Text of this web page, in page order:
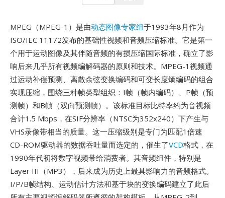
MPEG（MPEG-1）是由动态图像专家组于1993年8月作为
ISO/IEC 11172发布的基础性视频和音频压缩标准。它是第一
个用于运动图像及其伴随音频的有损压缩国际标准，确立了影
响后来几乎所有视频编解码器的原则和技术。MPEG-1视频通
过运动补偿预测、离散余弦变换编码和可变长度熵编码的组合
实现压缩，围绕三种帧类型组织：I帧（帧内编码）、P帧（预
测帧）和B帧（双向预测帧）。该标准目标比特率约为音视频
合计1.5 Mbps，在SIF分辨率（NTSC为352x240）下产生与
VHS录像带相当的质量。这一压缩级别是专门为匹配1倍速
CD-ROM驱动器的数据吞吐量而选定的，催生了VCD格式，在
1990年代初将数字视频带给消费者。其音频组件，特别是
Layer III（MP3），后来成为历史上最具影响力的音频格式。
I/P/B帧结构、运动估计方法和基于块的变换编码建立了此后